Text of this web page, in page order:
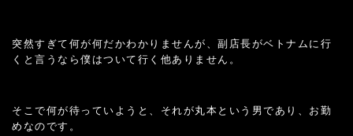
突然すぎて何が何だかわかりませんが、副店長がベトナムに行
くと言うなら僕はついて行く他ありません。
そこで何が待っていようと、それが丸本という男であり、お勤
めなのです。